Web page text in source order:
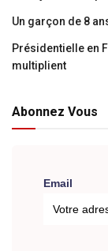
Un garçon de 8
Présidentielle en
multiplient
Abonnez Vous
Email